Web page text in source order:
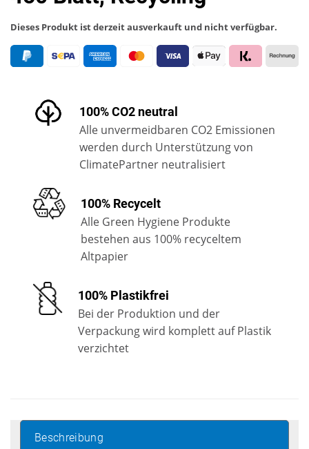
Dieses Produkt ist derzeit ausverkauft und nicht verfügbar.
100% CO2 neutral
Alle unvermeidbaren CO2 Emissionen
werden durch Unterstützung von
ClimatePartner neutralisiert
100% Recycelt
Alle Green Hygiene Produkte
bestehen aus 100% recyceltem
Altpapier
100% Plastikfrei
Bei der Produktion und der
Verpackung wird komplett auf Plastik
verzichtet
Beschreibung